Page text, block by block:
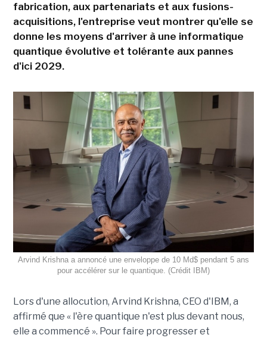
fabrication, aux partenariats et aux fusions-
acquisitions, l'entreprise veut montrer qu'elle se
donne les moyens d'arriver à une informatique
quantique évolutive et tolérante aux pannes
d'ici 2029.
Arvind Krishna a annoncé une enveloppe de 10 Md$ pendant 5 ans
pour accélérer sur le quantique. (Crédit IBM)
Lors d'une allocution, Arvind Krishna, CEO d'IBM, a
affirmé que « l'ère quantique n'est plus devant nous,
elle a commencé ». Pour faire progresser et